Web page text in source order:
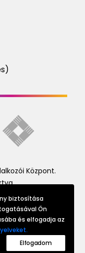
Központ.
biztosítása
Ön
és elfogadja az
Elfogadom